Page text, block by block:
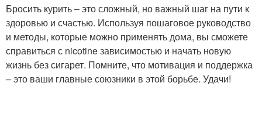
Бросить курить – это сложный, но важный шаг на пути к
здоровью и счастью. Используя пошаговое руководство
и методы, которые можно применять дома, вы сможете
справиться с nicotine зависимостью и начать новую
жизнь без сигарет. Помните, что мотивация и поддержка
– это ваши главные союзники в этой борьбе. Удачи!